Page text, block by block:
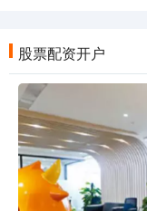
股票配资开户